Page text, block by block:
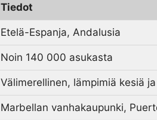
Tiedot
Etelä-Espanja, Andalusia
Noin 140 000 asukasta
Välimerellinen, lämpimiä kesiä
Marbellan vanhakaupunki,